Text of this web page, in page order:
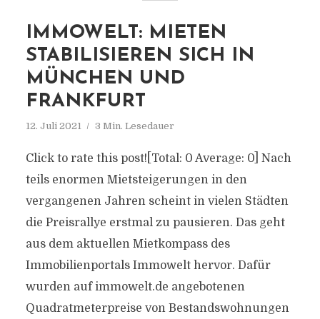
IMMOWELT: MIETEN
STABILISIEREN SICH IN
MÜNCHEN UND
FRANKFURT
12. Juli 2021 3 Min. Lesedauer
Click to rate this post![Total: 0 Average: 0] Nach
teils enormen Mietsteigerungen in den
vergangenen Jahren scheint in vielen Städten
die Preisrallye erstmal zu pausieren. Das geht
aus dem aktuellen Mietkompass des
Immobilienportals Immowelt hervor. Dafür
wurden auf immowelt.de angebotenen
Quadratmeterpreise von Bestandswohnungen